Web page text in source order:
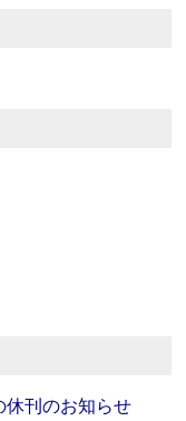
休刊のお知らせ